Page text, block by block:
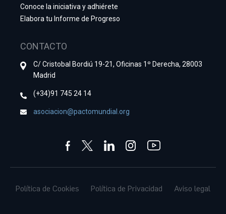
Conoce la iniciativa y adhiérete
Elabora tu Informe de Progreso
CONTACTO
C/ Cristobal Bordiú 19-21, Oficinas 1º Derecha, 28003
Madrid
(+34)91 745 24 14
asociacion@pactomundial.org
Política de Cookies Política de Privacidad Aviso legal